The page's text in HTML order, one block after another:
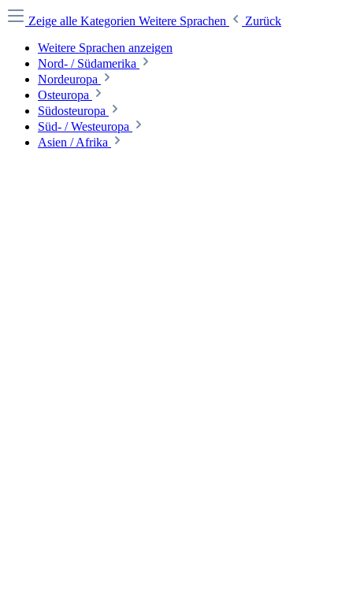
Zeige alle Kategorien Weitere Sprachen
Zurück
Weitere Sprachen anzeigen
Nord- / Südamerika
Nordeuropa
Osteuropa
Südosteuropa
Süd- / Westeuropa
Asien / Afrika